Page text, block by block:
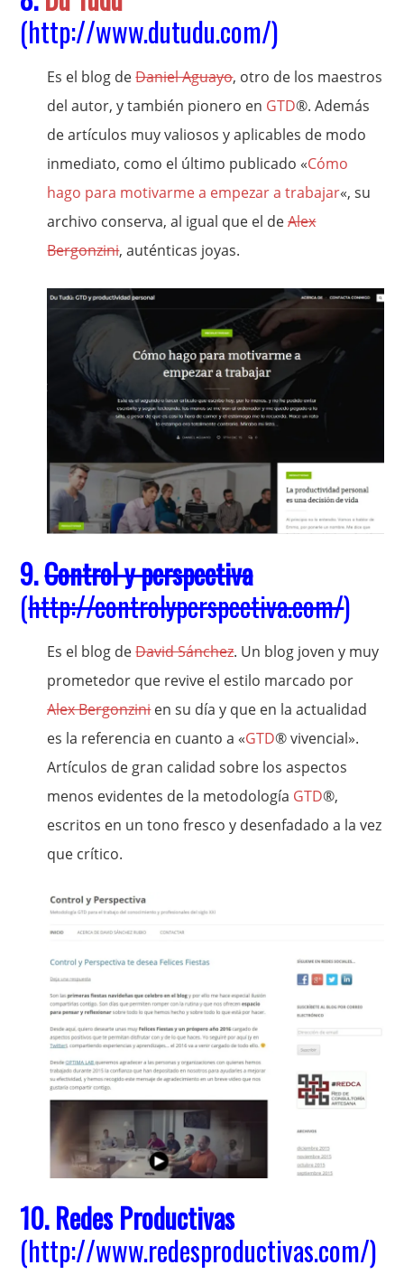
(http://www.dutudu.com/)
Es el blog deDaniel Aguayo, otro de los maestros
del autor, y también pionero en GTD®. Además
de artículos muy valiosos y aplicables de modo
inmediato, como el último publicado «Cómo
hago para motivarme a empezar a trabajar«, su
archivo conserva, al igual que el deAlex
Bergonzini, auténticas joyas.
9.Control y perspectiva
(http://controlyperspectiva.com/)
Es el blog deDavid Sánchez. Un blog joven y muy
prometedor que revive el estilo marcado por
Alex Bergonzinien su día y que en la actualidad
es la referencia en cuanto a «GTD® vivencial».
Artículos de gran calidad sobre los aspectos
menos evidentes de la metodología GTD®,
escritos en un tono fresco y desenfadado a la vez
que crítico.
10.Redes Productivas
(http://www.redesproductivas.com/)